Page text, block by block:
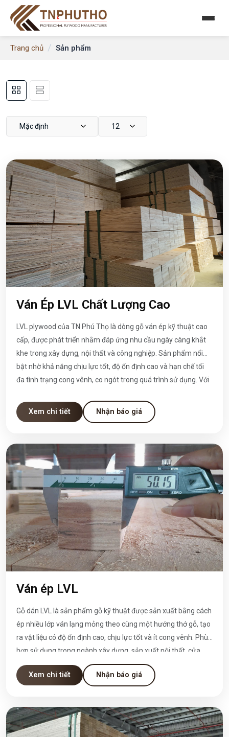
Trang chủ / Sản phẩm
Mặc định 12
Ván Ép LVL Chất Lượng Cao
LVL plywood của TN Phú Thọ là dòng gỗ ván ép kỹ thuật cao
cấp, được phát triển nhằm đáp ứng nhu cầu ngày càng khắt
khe trong xây dựng, nội thất và công nghiệp. Sản phẩm nổi
bật nhờ khả năng chịu lực tốt, độ ổn định cao và hạn chế tối
đa tình trạng cong vênh, co ngót trong quá trình sử dụng. Với
là vật liệu thay thế hiệu quả cho gỗ tự nhiên mà còn mang lại
giá trị sử dụng lâu dài và bền vững.
Xem chi tiết Nhận báo giá
Ván ép LVL
Gỗ dán LVL là sản phẩm gỗ kỹ thuật được sản xuất bằng cách
ép nhiều lớp ván lạng mỏng theo cùng một hướng thớ gỗ, tạo
ra vật liệu có độ ổn định cao, chịu lực tốt và ít cong vênh. Phù
hợp sử dụng trong ngành xây dựng, sản xuất nội thất, cửa,
khung, pallet, và nhiều ứng dụng kỹ thuật khác.
Xem chi tiết Nhận báo giá